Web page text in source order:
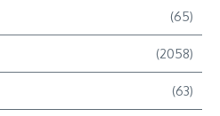
(65)
(2058)
(63)